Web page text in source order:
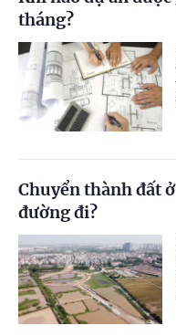
tháng?
Chuyển thành đất
đường đi?